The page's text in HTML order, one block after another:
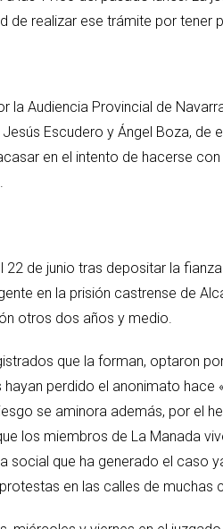
de realizar ese trámite por tener
Audiencia Provincial de
Escudero y Ángel Boza,
en el intento de hacerse
de junio tras depositar la
en la prisión castrense de
otros dos años y medio.
que la forman, optaron
perdido el anonimato hace
se aminora además, por el
los miembros de La Manada
que ha generado el caso
en las calles de muchas